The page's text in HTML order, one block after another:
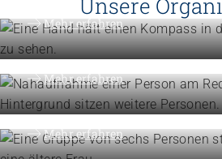
Unsere
Mehr erfahren
Engagement
Politik und
Mehr erfahren
Organisation
Die Föderation im
Mehr erfahren